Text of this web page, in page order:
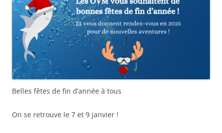
Belles fêtes de fin d’année à tous
On se retrouve le 7 et 9 janvier !